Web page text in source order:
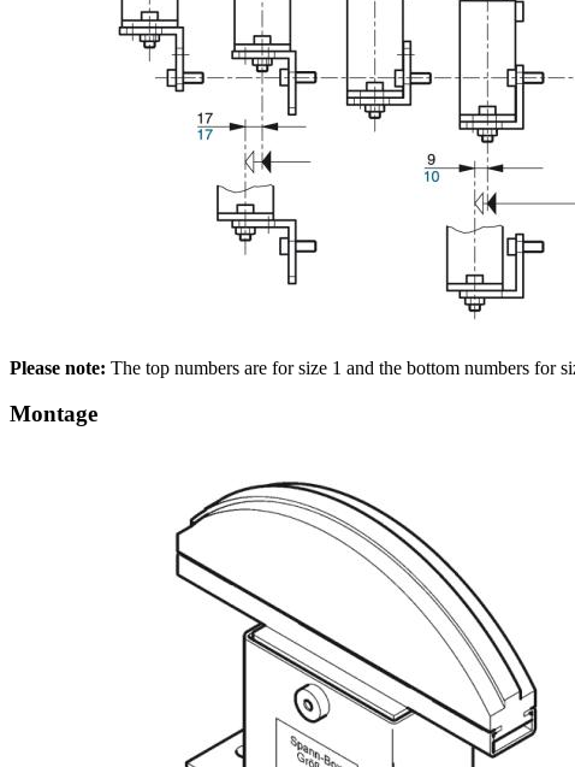
Please note: The top numbers are for size 1 and the bottom numbers for
Montage